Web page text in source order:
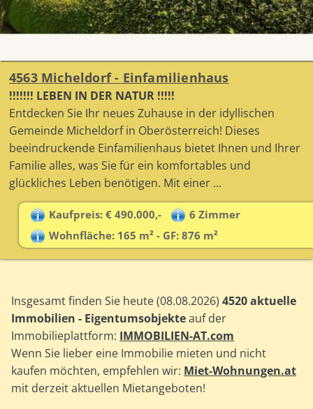
4563 Micheldorf - Einfamilienhaus
!!!!!!! LEBEN IN DER NATUR !!!!!
Entdecken Sie Ihr neues Zuhause in der idyllischen
Gemeinde Micheldorf in Oberösterreich! Dieses
beeindruckende Einfamilienhaus bietet Ihnen und Ihrer
Familie alles, was Sie für ein komfortables und
glückliches Leben benötigen. Mit einer ...
Kaufpreis: € 490.000,-
6 Zimmer
Wohnfläche: 165 m² - GF: 876 m²
Insgesamt finden Sie heute (08.08.2026)4520 aktuelle
Immobilien - Eigentumsobjekteauf der
Immobilieplattform: IMMOBILIEN-AT.com
Wenn Sie lieber eine Immobilie mieten und nicht
kaufen möchten, empfehlen wir: Miet-Wohnungen.at
mit derzeit aktuellen Mietangeboten!